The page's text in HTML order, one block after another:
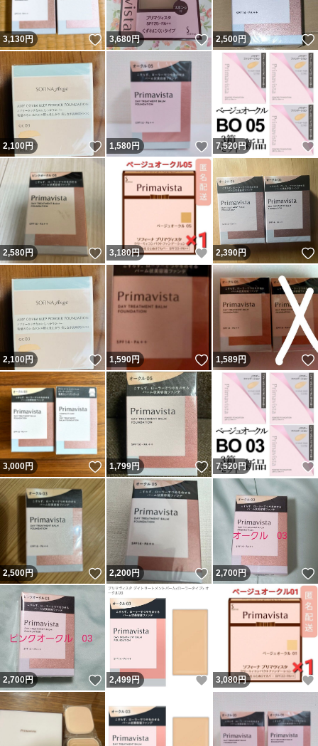
3,130円 いいね！
3,680円 いいね！
2,500円
2,100円 いいね！
1,580円 いいね！
7,520円
2,580円 いいね！
3,180円 いいね！
2,390円
2,100円 いいね！
1,590円 いいね！
1,589円
3,000円 いいね！
1,799円 いいね！
7,520円
2,500円 いいね！
2,200円 いいね！
2,700円
2,700円 いいね！
2,499円 いいね！
3,080円